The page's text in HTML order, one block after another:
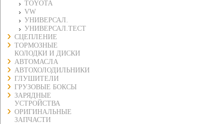
TOYOTA
VW
УНИВЕРСАЛ.
УНИВЕРСАЛ.ТЕСТ
СЦЕПЛЕНИЕ
ТОРМОЗНЫЕ
КОЛОДКИ И ДИСКИ
АВТОМАСЛА
АВТОХОЛОДИЛЬНИКИ
ГЛУШИТЕЛИ
ГРУЗОВЫЕ БОКСЫ
ЗАРЯДНЫЕ
УСТРОЙСТВА
ОРИГИНАЛЬНЫЕ
ЗАПЧАСТИ